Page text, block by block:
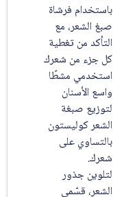
باستخدام فرشاة
صبغ الشعر، مع
التأكد من تغطية
كل جزء من شعرك
استخدمي مشطًا
واسع الأسنان
لتوزيع صبغة
الشعر كوليستون
بالتساوي على
شعرك.
لتلوين جذور
الشعر، قسّمي